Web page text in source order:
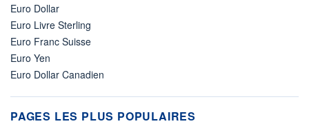
Euro Dollar
Euro Livre Sterling
Euro Franc Suisse
Euro Yen
Euro Dollar Canadien
PAGES LES PLUS POPULAIRES